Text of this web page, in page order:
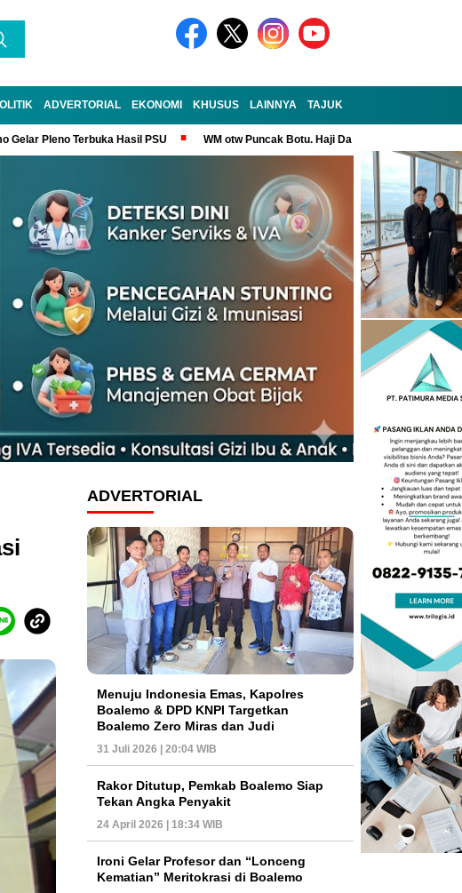
ADVERTORIAL EKONOMI KHUSUS LAINNYA TAJUK
Gelar Pleno Terbuka Hasil PSU WM otw Puncak Botu. Haji Darem Masih Tangguh
ADVERTORIAL
Menuju Indonesia Emas, Kapolres
Boalemo & DPD KNPI Targetkan
Boalemo Zero Miras dan Judi
31 Juli 2026 | 20:04 WIB
Rakor Ditutup, Pemkab Boalemo Siap
Tekan Angka Penyakit
24 April 2026 | 18:34 WIB
Ironi Gelar Profesor dan “Lonceng
Kematian” Meritokrasi di Boalemo